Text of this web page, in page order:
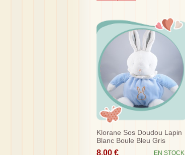
Klorane Sos Doudou Lapin
Blanc Boule Bleu Gris
8,00 € EN STOCK